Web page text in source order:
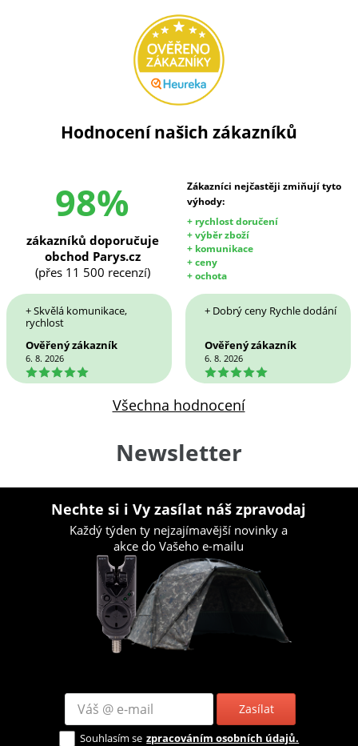
Hodnocení našich zákazníků
98%
Zákazníci nejčastěji zmiňují tyto
výhody:
+ rychlost doručení
+ výběr zboží
+ komunikace
+ ceny
+ ochota
zákazníků doporučuje
obchod Parys.cz
(přes 11 500 recenzí)
+ Skvělá komunikace,
rychlost
Ověřený zákazník
6. 8. 2026
5
+ Dobrý ceny Rychle dodání
Ověřený zákazník
6. 8. 2026
5
Všechna hodnocení
Newsletter
Nechte si i Vy zasílat náš zpravodaj
Každý týden ty nejzajímavější novinky a
akce do Vašeho e-mailu
Zasílat
Souhlasím se zpracováním osobních údajů.